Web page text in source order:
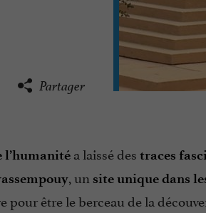
Partager
l’humanité a laissé des traces
, un site unique dans
pour être le berceau de la